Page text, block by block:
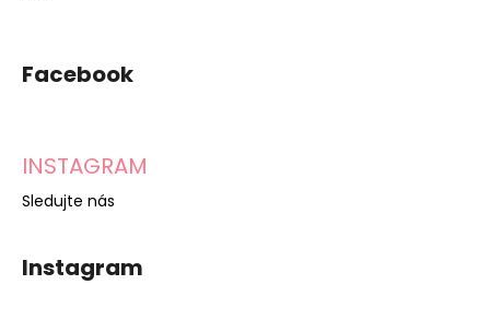
Facebook
INSTAGRAM
Sledujte nás
Instagram